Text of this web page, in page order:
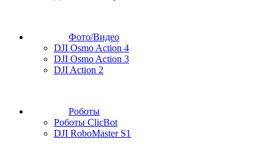
Фото/Видео
DJI Osmo Action 4
DJI Osmo Action 3
DJI Action 2
Роботы
Роботы ClicBot
DJI RoboMaster S1